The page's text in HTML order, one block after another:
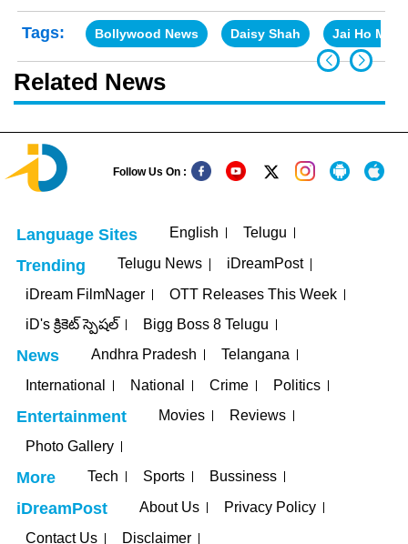
Tags: Bollywood News Daisy Shah Jai Ho
Related News
Follow Us On :
Language Sites English Telugu
Trending Telugu News
iDreamPost
iDream FilmNager
OTT Releases This Week
iD's క్రికెట్ స్పెషల్
Bigg Boss 8 Telugu
News Andhra Pradesh
Telangana
International
National Crime Politics
Entertainment Movies
Reviews
Photo Gallery
More Tech Sports Bussiness
iDreamPost About Us
Privacy Policy
Contact Us
Disclaimer